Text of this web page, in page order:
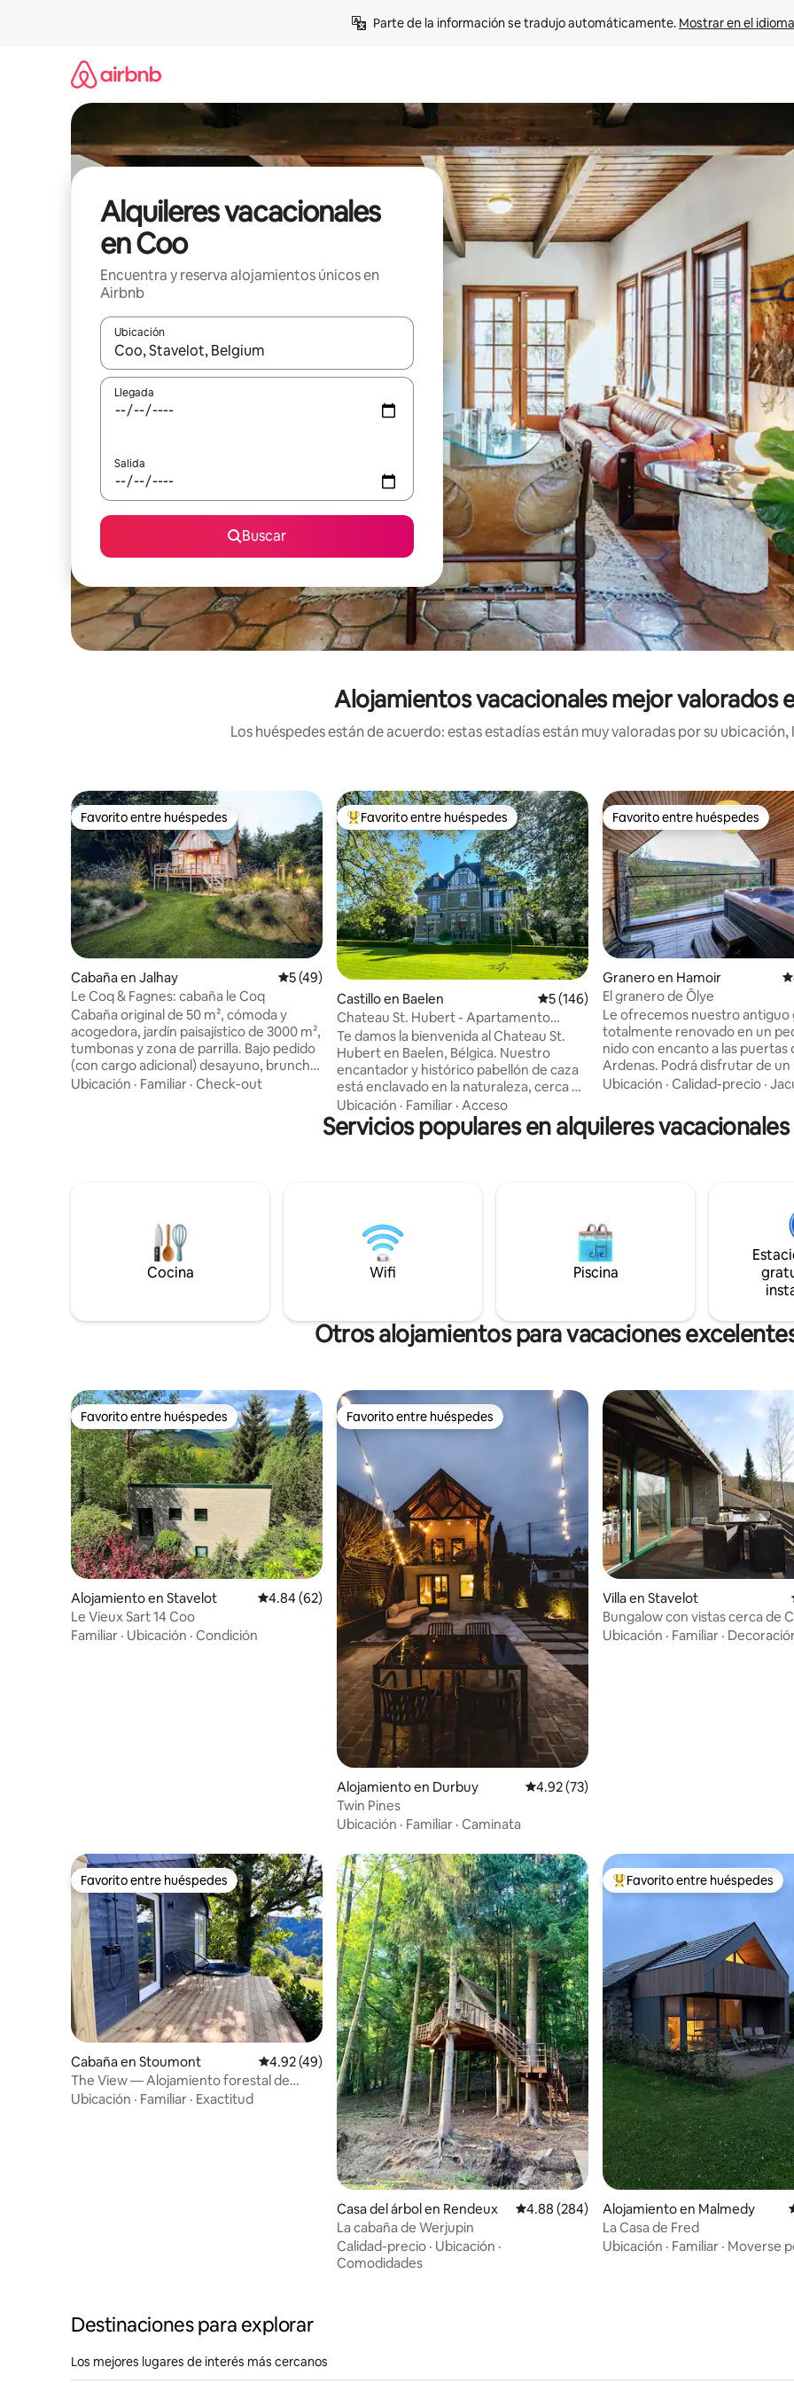
Parte de la información se tradujo automáticamente. Mostrar en el
Alquileres vacacionales
en Coo
Encuentra y reserva alojamientos únicos en
Airbnb
Ubicación
Cuando los resultados estén disponibles, navega con las teclas de flecha hacia arriba y hacia abajo o explora con el
Llegada
Salida
Buscar
Alojamientos vacacionales mejor valorados
Los huéspedes están de acuerdo: estas estadías están muy valoradas por su
Favorito entre huéspedes
Favorito entre huéspedes
Cabaña en Jalhay Calificación promedio: 5 de 5, 49 reseñas
5 (49)
Le Coq & Fagnes: cabaña le Coq
Cabaña original de 50 m², cómoda y
acogedora, jardín paisajístico de 3000 m²,
tumbonas y zona de parrilla. Bajo pedido
(con cargo adicional) desayuno, brunch,
aperitivo o parrillada. 1 lugar de
las fiestas y los animales.
Ubicación · Familiar · Check-out
Favorito entre huéspedes preferido
Favorito entre huéspedes
Castillo en Baelen Calificación promedio: 5 de 5, 146 reseñas
5 (146)
Chateau St. Hubert - Apartamento
histórico
Te damos la bienvenida al Chateau St.
Hubert en Baelen, Bélgica. Nuestro
encantador y histórico pabellón de caza
está enclavado en la naturaleza, cerca de
las Altas Landas y el Hertogenwald. El
apartamento privado en el castillo ofrece
un dormitorio, un baño, una cocina y dos
encanto histórico y naturaleza idílica en
Chateau St. Hubert. ¡Nos dará gusto
recibirte!
Ubicación · Familiar · Acceso
Favorito entre huéspedes
Favorito entre huéspedes
Granero en Hamoir
El granero de Ôlye
Le ofrecemos nuestro antiguo
totalmente renovado en un
nido con encanto a las puertas
Ardenas. Podrá disfrutar de un
tranquilo en plena naturaleza
bienestar. Además, nuestro
es totalmente privado. Cuenta
se realiza a partir de las 16:00 y
checkout a las 11:00.
Ubicación · Calidad-precio ·
Servicios populares en alquileres
Cocina Wifi Piscina
Otros alojamientos para vacaciones
Favorito entre huéspedes
Favorito entre huéspedes
Alojamiento en Stavelot Calificación promedio: 4.84 de 5, 62 reseñas
4.84 (62)
Le Vieux Sart 14 Coo
Familiar · Ubicación · Condición
Favorito entre huéspedes
Favorito entre huéspedes
Alojamiento en Durbuy Calificación promedio: 4.92 de 5, 73 reseñas
4.92 (73)
Twin Pines
Ubicación · Familiar · Caminata
Villa en Stavelot
Bungalow con vistas cerca de
Ubicación · Familiar ·
Favorito entre huéspedes
Favorito entre huéspedes
Cabaña en Stoumont Calificación promedio: 4.92 de 5, 49 reseñas
4.92 (49)
The View — Alojamiento forestal de
bienestar
Ubicación · Familiar · Exactitud
Casa del árbol en Rendeux Calificación promedio: 4.88 de 5, 284 reseñas
4.88 (284)
La cabaña de Werjupin
Calidad-precio · Ubicación ·
Comodidades
Favorito entre huéspedes
Favorito entre huéspedes
Alojamiento en Malmedy
La Casa de Fred
Ubicación · Familiar · Moverse
Destinaciones para explorar
Los mejores lugares de interés más cercanos